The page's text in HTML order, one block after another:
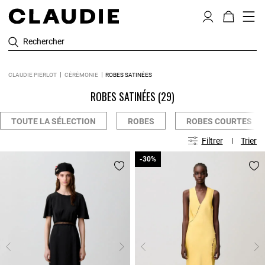
Rechercher
CLAUDIE PIERLOT CÉRÉMONIE ROBES SATINÉES
ROBES SATINÉES (29)
TOUTE LA SÉLECTION ROBES ROBES COURTES
Filtrer Trier
-30%
-30%